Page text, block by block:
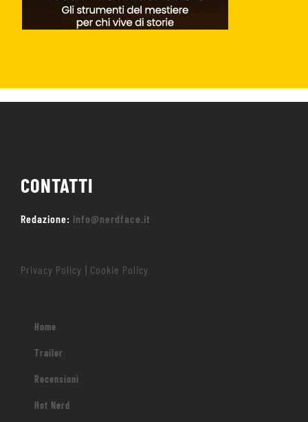
CONTATTI
Redazione: info@nerdface.it
Privacy Policy Cookie Policy
Home
Trailer
Recensioni
Hot Nerd